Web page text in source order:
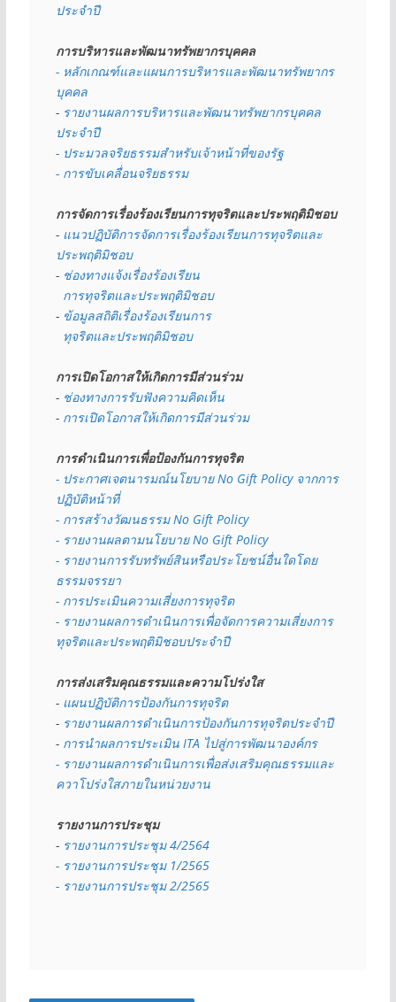
ประจำปี
การบริหารและพัฒนาทรัพยากรบุคคล
- หลักเกณฑ์และแผนการบริหารและพัฒนาทรัพยากร
บุคคล
- รายงานผลการบริหารและพัฒนาทรัพยากรบุคคล
ประจำปี
- ประมวลจริยธรรมสำหรับเจ้าหน้าที่ของรัฐ
- การขับเคลื่อนจริยธรรม
การจัดการเรื่องร้องเรียนการทุจริตและประพฤติมิชอบ
- แนวปฏิบัติการจัดการเรื่องร้องเรียนการทุจริตและ
ประพฤติมิชอบ
- ช่องทางแจ้งเรื่องร้องเรียน
  การทุจริตและประพฤติมิชอบ
- ข้อมูลสถิติเรื่องร้องเรียนการ
  ทุจริตและประพฤติมิชอบ
การเปิดโอกาสให้เกิดการมีส่วนร่วม
- ช่องทางการรับฟังความคิดเห็น
- การเปิดโอกาสให้เกิดการมีส่วนร่วม
การดำเนินการเพื่อป้องกันการทุจริต
- ประกาศเจตนารมณ์นโยบาย No Gift Policy จากการ
ปฏิบัติหน้าที่
- การสร้างวัฒนธรรม No Gift Policy
- รายงานผลตามนโยบาย No Gift Policy
- รายงานการรับทรัพย์สินหรือประโยชน์อื่นใดโดย
ธรรมจรรยา
- การประเมินความเสี่ยงการทุจริต
- รายงานผลการดำเนินการเพื่อจัดการความเสี่ยงการ
ทุจริตและประพฤติมิชอบประจำปี
การส่งเสริมคุณธรรมและความโปร่งใส
- แผนปฏิบัติการป้องกันการทุจริต
- รายงานผลการดำเนินการป้องกันการทุจริตประจำปี
- การนำผลการประเมิน ITA ไปสู่การพัฒนาองค์กร
- รายงานผลการดำเนินการเพื่อส่งเสริมคุณธรรมและ
ควาโปร่งใสภายในหน่วยงาน
รายงานการประชุม
- รายงานการประชุม 4/2564
- รายงานการประชุม 1/2565
- รายงานการประชุม 2/2565